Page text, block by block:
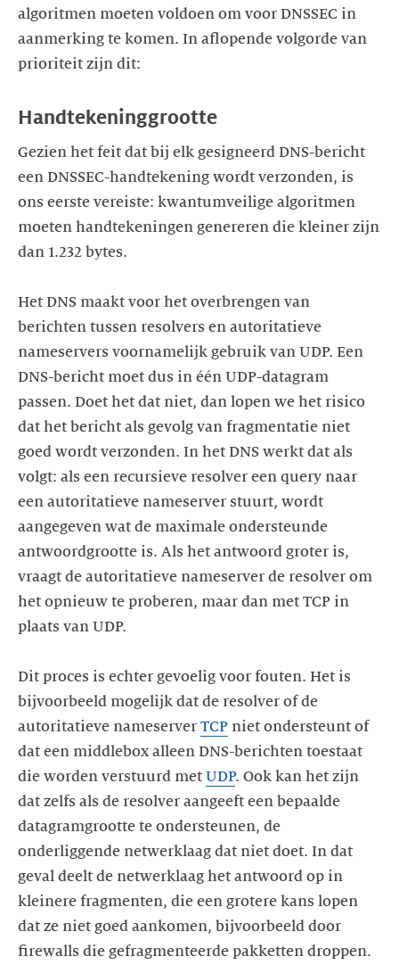
algoritmen moeten voldoen om voor DNSSEC in
aanmerking te komen. In aflopende volgorde van
prioriteit zijn dit:
Handtekeninggrootte
Gezien het feit dat bij elk gesigneerd DNS-bericht
een DNSSEC-handtekening wordt verzonden, is
ons eerste vereiste: kwantumveilige algoritmen
moeten handtekeningen genereren die kleiner zijn
dan 1.232 bytes.
Het DNS maakt voor het overbrengen van
berichten tussen resolvers en autoritatieve
nameservers voornamelijk gebruik van UDP. Een
DNS-bericht moet dus in één UDP-datagram
passen. Doet het dat niet, dan lopen we het risico
dat het bericht als gevolg van fragmentatie niet
goed wordt verzonden. In het DNS werkt dat als
volgt: als een recursieve resolver een query naar
een autoritatieve nameserver stuurt, wordt
aangegeven wat de maximale ondersteunde
antwoordgrootte is. Als het antwoord groter is,
vraagt de autoritatieve nameserver de resolver om
het opnieuw te proberen, maar dan met TCP in
plaats van UDP.
Dit proces is echter gevoelig voor fouten. Het is
bijvoorbeeld mogelijk dat de resolver of de
autoritatieve nameserver TCP niet ondersteunt of
dat een middlebox alleen DNS-berichten toestaat
die worden verstuurd met UDP. Ook kan het zijn
dat zelfs als de resolver aangeeft een bepaalde
datagramgrootte te ondersteunen, de
onderliggende netwerklaag dat niet doet. In dat
geval deelt de netwerklaag het antwoord op in
kleinere fragmenten, die een grotere kans lopen
dat ze niet goed aankomen, bijvoorbeeld door
firewalls die gefragmenteerde pakketten droppen.